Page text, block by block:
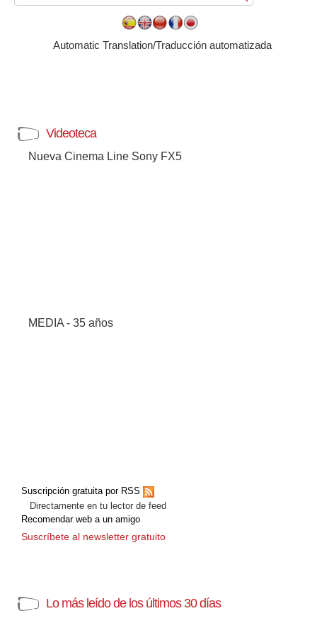
Automatic Translation/Traducción automatizada
Videoteca
Nueva Cinema Line Sony FX5
MEDIA - 35 años
Suscripción gratuita por RSS
Directamente en tu lector de feed
Recomendar web a un amigo
Suscríbete al newsletter gratuito
Lo más leído de los últimos 30 días